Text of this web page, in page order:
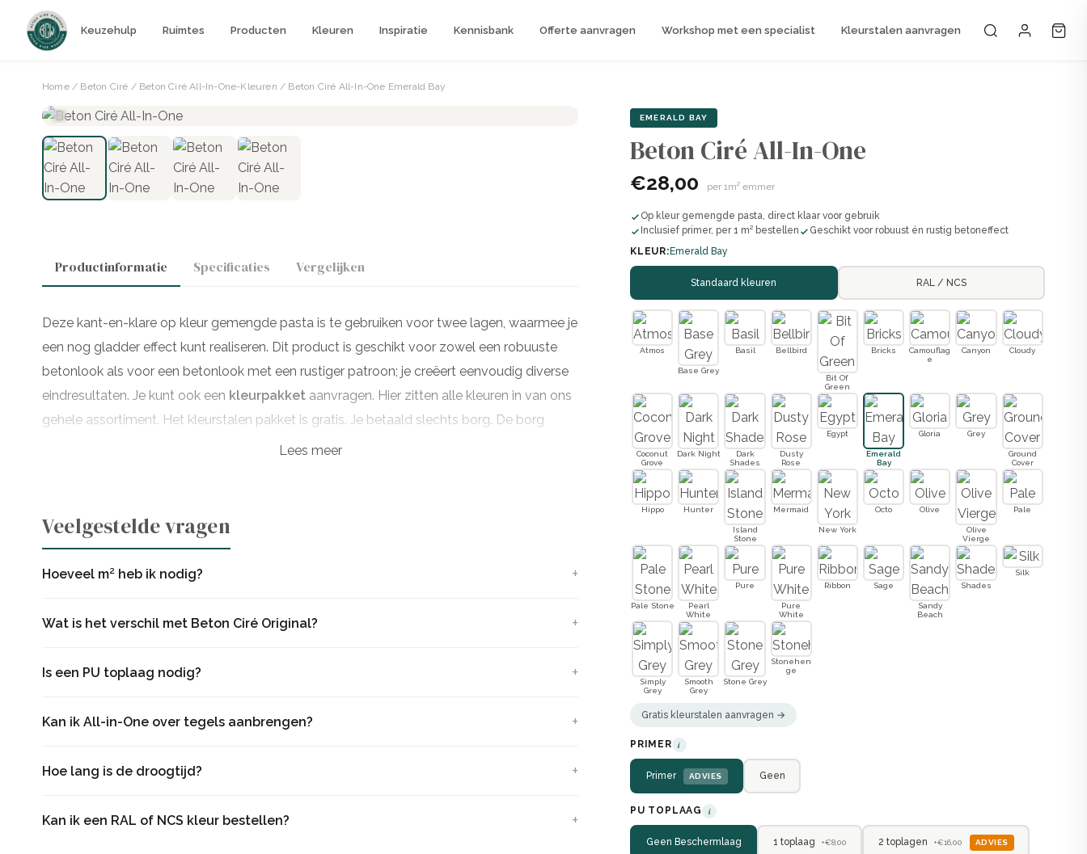
Keuzehulp Ruimtes Producten Kleuren Inspiratie Kennisbank Offerte aanvragen Workshop met een specialist Kleurstalen aanvragen
Mijn
Home/ Beton Ciré / Beton Ciré All-In-One-Kleuren / Beton Ciré All-In-One Emerald Bay
Productinformatie Specificaties Vergelijken
Deze kant-en-klare op kleur gemengde pasta is te gebruiken voor twee lagen, waarmee je
een nog gladder effect kunt realiseren. Dit product is geschikt voor zowel een robuuste
betonlook als voor een betonlook met een rustiger patroon; je creëert eenvoudig diverse
eindresultaten. Je kunt ook een kleurpakket aanvragen. Hier zitten alle kleuren in van ons
gehele assortiment. Het kleurstalen pakket is gratis. Je betaald slechts borg. De borg
wordt terug gestort zodra het kleur pakket bij ons retour is. Je kunt ook 4
Primer
Beton Ciré vanaf 1 m2 gemengd op kleur naar keuze. 1 kg voor 2 lagen
sealer
Lees meer
Veelgestelde vragen
Hoeveel m² heb ik nodig?
Wat is het verschil met Beton Ciré Original?
Is een PU toplaag nodig?
Kan ik All-in-One over tegels aanbrengen?
Hoe lang is de droogtijd?
Kan ik een RAL of NCS kleur bestellen?
EMERALD BAY
Beton Ciré All-In-One
€28,00 per 1m² emmer
Op kleur gemengde pasta, direct klaar voor gebruik
Inclusief primer, per 1 m² bestellen
Geschikt voor robuust én rustig betoneffect
KLEUR: Emerald Bay
Standaard kleuren RAL / NCS
Atmos
Base Grey
Basil Bellbird
Bit Of
Green
Bricks
Camouflag
e
Canyon Cloudy
Coconut
Grove
Dark Night
Dark
Shades
Dusty
Rose
Egypt
Emerald
Bay
Gloria Grey
Ground
Cover
Hippo Hunter
Island
Stone
Mermaid
New York
Octo Olive
Olive
Vierge
Pale
Pale Stone
Pearl
White
Pure
Pure
White
Ribbon Sage
Sandy
Beach
Shades
Silk
Simply
Grey
Smooth
Grey
Stone Grey
Stonehen
ge
Gratis kleurstalen aanvragen →
PRIMER i
Primer ADVIES Geen
PU TOPLAAG i
Geen Beschermlaag 1 toplaag +€8,00 2 toplagen +€16,00 ADVIES